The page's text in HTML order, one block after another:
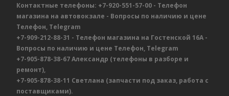
Контактные телефоны: +7-920-551-57-00 - Телефон
магазина на автовокзале - Вопросы по наличию и цене
Телефон, Telegram
+7-909-212-88-31 - Телефон магазина на Гостенской 16А -
Вопросы по наличию и цене Телефон, Telegram
+7-905-878-38-67Александр (телефоны в разборе и
ремонт),
+7-905-878-38-11 Светлана (запчасти под заказ, работа с
поставщиками).